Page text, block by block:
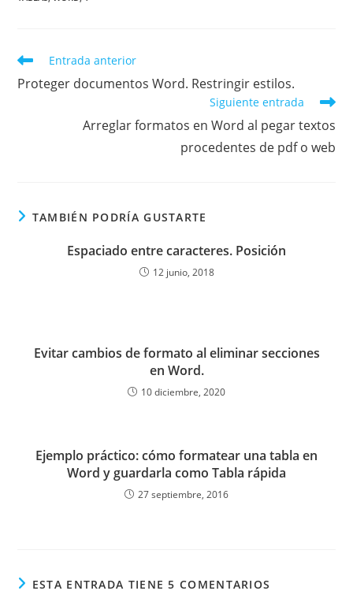
Leer
artículos
Entrada anterior
Proteger documentos Word. Restringir estilos.
Siguiente entrada
Arreglar formatos en Word al pegar textos
procedentes de pdf o web
TAMBIÉN PODRÍA GUSTARTE
Espaciado entre caracteres. Posición
12 junio, 2018
Evitar cambios de formato al eliminar secciones
en Word.
10 diciembre, 2020
Ejemplo práctico: cómo formatear una tabla en
Word y guardarla como Tabla rápida
27 septiembre, 2016
ESTA ENTRADA TIENE 5 COMENTARIOS